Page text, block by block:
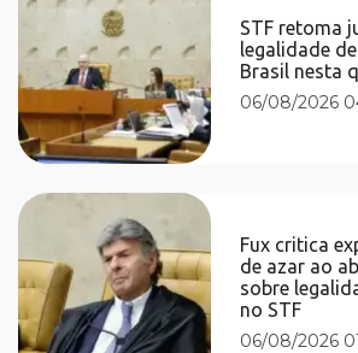
STF retoma
legalidade
Brasil nesta
06/08/2026
Fux critica
de azar ao
sobre
no STF
06/08/2026